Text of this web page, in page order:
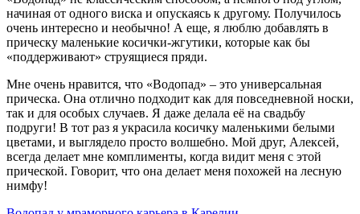
начиная от одного виска и опускаясь к другому. Получилось
очень интересно и необычно! А еще, я люблю добавлять в
прическу маленькие косички-жгутики, которые как бы
«поддерживают» струящиеся пряди.
Мне очень нравится, что «Водопад» – это универсальная
прическа. Она отлично подходит как для повседневной носки,
так и для особых случаев. Я даже делала её на свадьбу
подруги! В тот раз я украсила косичку маленькими белыми
цветами, и выглядело просто волшебно. Мой друг, Алексей,
всегда делает мне комплименты, когда видит меня с этой
прической. Говорит, что она делает меня похожей на лесную
нимфу!